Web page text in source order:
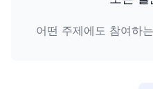
어떤 주제에도 참여하